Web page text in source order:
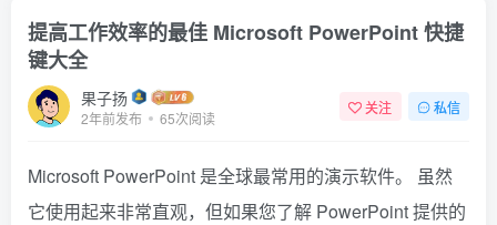
提高工作效率的最佳 Microsoft PowerPoint 快捷
键大全
果子扬
2年前发布 65次阅读
关注 私信
Microsoft PowerPoint 是全球最常用的演示软件。 虽然
它使用起来非常直观，但如果您了解 PowerPoint 提供的